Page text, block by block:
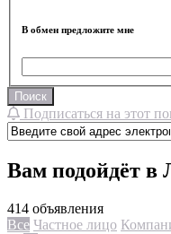
В обмен предложите мне
Поиск
Подписаться на этот
Вам подойдёт
414 объявления
Все Частное лицо